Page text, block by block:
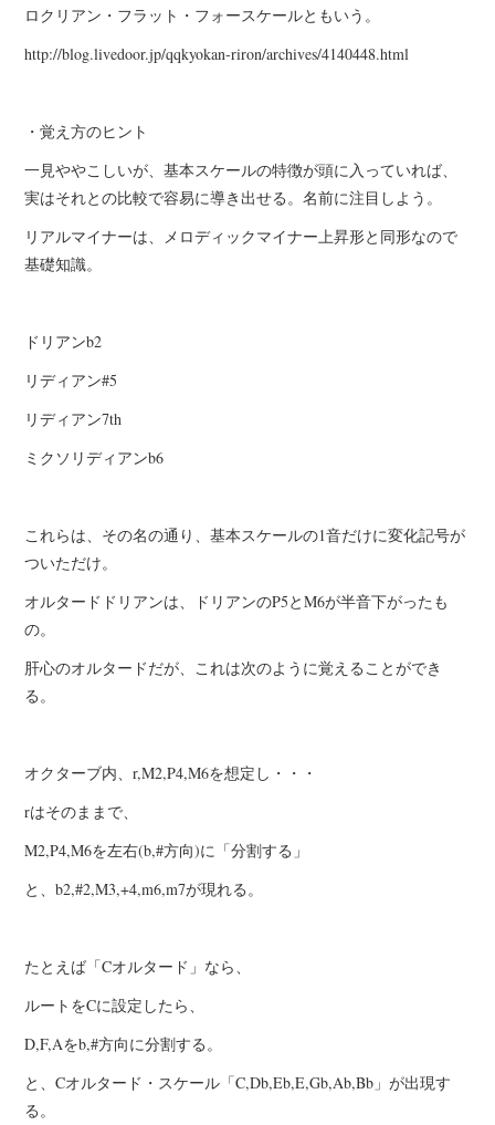
ロクリアン・フラット・フォースケールともいう。
http://blog.livedoor.jp/qqkyokan-riron/archives/4140448.html
・覚え方のヒント
一見ややこしいが、基本スケールの特徴が頭に入っていれば、
実はそれとの比較で容易に導き出せる。名前に注目しよう。
リアルマイナーは、メロディックマイナー上昇形と同形なので
基礎知識。
ドリアンb2
リディアン#5
リディアン7th
ミクソリディアンb6
これらは、その名の通り、基本スケールの1音だけに変化記号が
ついただけ。
オルタードドリアンは、ドリアンのP5とM6が半音下がったも
の。
肝心のオルタードだが、これは次のように覚えることができ
る。
オクターブ内、r,M2,P4,M6を想定し・・・
rはそのままで、
M2,P4,M6を左右(b,#方向)に「分割する」
と、b2,#2,M3,+4,m6,m7が現れる。
たとえば「Cオルタード」なら、
ルートをCに設定したら、
D,F,Aをb,#方向に分割する。
と、Cオルタード・スケール「C,Db,Eb,E,Gb,Ab,Bb」が出現す
る。